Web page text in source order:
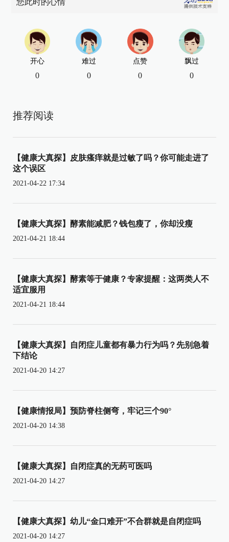
您此时的心情
开心
0
难过
0
点赞
0
飘过
0
推荐阅读
【健康大真探】皮肤瘙痒就是过敏了吗？你可能走进了
这个误区
2021-04-22 17:34
【健康大真探】酵素能减肥？钱包瘦了，你却没瘦
2021-04-21 18:44
【健康大真探】酵素等于健康？专家提醒：这两类人不
适宜服用
2021-04-21 18:44
【健康大真探】自闭症儿童都有暴力行为吗？先别急着
下结论
2021-04-20 14:27
【健康情报局】预防脊柱侧弯，牢记三个90°
2021-04-20 14:38
【健康大真探】自闭症真的无药可医吗
2021-04-20 14:27
【健康大真探】幼儿“金口难开”不合群就是自闭症吗
2021-04-20 14:27